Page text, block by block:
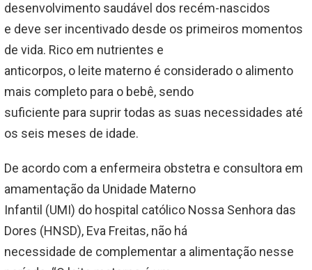
desenvolvimento saudável dos recém-nascidos
e deve ser incentivado desde os primeiros momentos
de vida. Rico em nutrientes e
anticorpos, o leite materno é considerado o alimento
mais completo para o bebê, sendo
suficiente para suprir todas as suas necessidades até
os seis meses de idade.
De acordo com a enfermeira obstetra e consultora em
amamentação da Unidade Materno
Infantil (UMI) do hospital católico Nossa Senhora das
Dores (HNSD), Eva Freitas, não há
necessidade de complementar a alimentação nesse